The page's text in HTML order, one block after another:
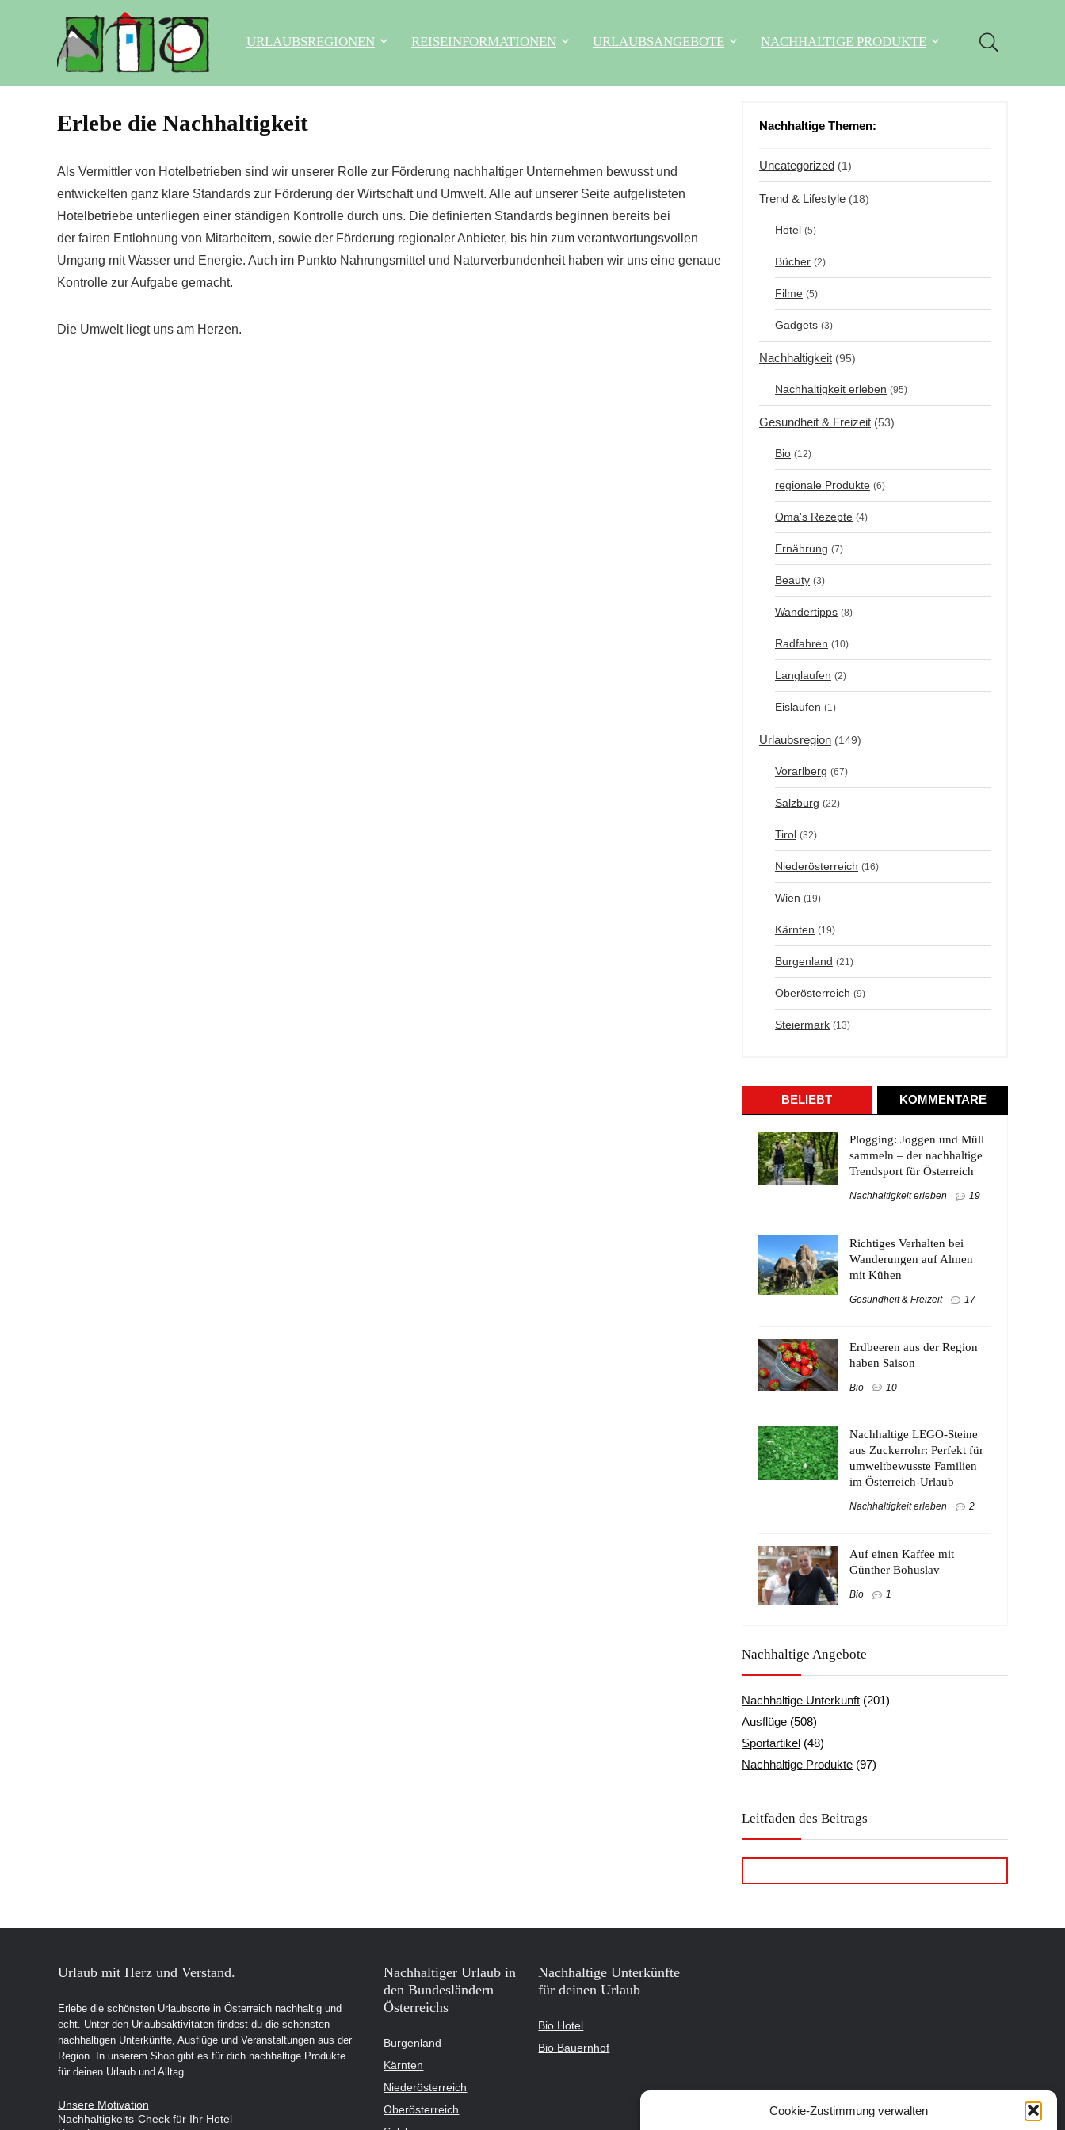
Cookie-Zustimmung verwalten
URLAUBSREGIONEN REISEINFORMATIONEN URLAUBSANGEBOTE NACHHALTIGE PRODUKTE
Erlebe die Nachhaltigkeit
Als Vermittler von Hotelbetrieben sind wir unserer Rolle zur Förderung nachhaltiger Unternehmen bewusst und
entwickelten ganz klare Standards zur Förderung der Wirtschaft und Umwelt. Alle auf unserer Seite aufgelisteten
Hotelbetriebe unterliegen einer ständigen Kontrolle durch uns. Die definierten Standards beginnen bereits bei
der fairen Entlohnung von Mitarbeitern, sowie der Förderung regionaler Anbieter, bis hin zum verantwortungsvollen
Umgang mit Wasser und Energie. Auch im Punkto Nahrungsmittel und Naturverbundenheit haben wir uns eine genaue
Kontrolle zur Aufgabe gemacht.
Die Umwelt liegt uns am Herzen.
Nachhaltige Themen:
Uncategorized (1)
Trend & Lifestyle (18)
Hotel (5)
Bücher (2)
Filme (5)
Gadgets (3)
Nachhaltigkeit (95)
Nachhaltigkeit erleben (95)
Gesundheit & Freizeit (53)
Bio (12)
regionale Produkte (6)
Oma's Rezepte (4)
Ernährung (7)
Beauty (3)
Wandertipps (8)
Radfahren (10)
Langlaufen (2)
Eislaufen (1)
Urlaubsregion (149)
Vorarlberg (67)
Salzburg (22)
Tirol (32)
Niederösterreich (16)
Wien (19)
Kärnten (19)
Burgenland (21)
Oberösterreich (9)
Steiermark (13)
BELIEBT KOMMENTARE
Plogging: Joggen und Müll
sammeln – der nachhaltige
Trendsport für Österreich
Nachhaltigkeit erleben 19
Richtiges Verhalten bei
Wanderungen auf Almen
mit Kühen
Gesundheit & Freizeit 17
Erdbeeren aus der Region
haben Saison
Bio 10
Nachhaltige LEGO-Steine
aus Zuckerrohr: Perfekt für
umweltbewusste Familien
im Österreich-Urlaub
Nachhaltigkeit erleben 2
Auf einen Kaffee mit
Günther Bohuslav
Bio 1
Nachhaltige Angebote
Nachhaltige Unterkunft (201)
Ausflüge (508)
Sportartikel (48)
Nachhaltige Produkte (97)
Leitfaden des Beitrags
Urlaub mit Herz und Verstand.
Erlebe die schönsten Urlaubsorte in Österreich nachhaltig und
echt. Unter den Urlaubsaktivitäten findest du die schönsten
nachhaltigen Unterkünfte, Ausflüge und Veranstaltungen aus der
Region. In unserem Shop gibt es für dich nachhaltige Produkte
für deinen Urlaub und Alltag.
Unsere Motivation
Nachhaltigkeits-Check für Ihr Hotel
Nachhaltiger Urlaub in
den Bundesländern
Österreichs
Burgenland
Kärnten
Niederösterreich
Oberösterreich
Nachhaltige Unterkünfte
für deinen Urlaub
Bio Hotel
Bio Bauernhof